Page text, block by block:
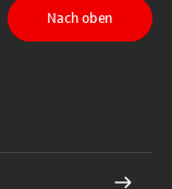
Nach oben